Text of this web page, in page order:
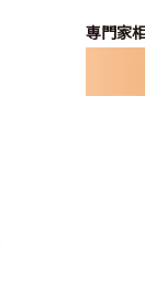
専門家